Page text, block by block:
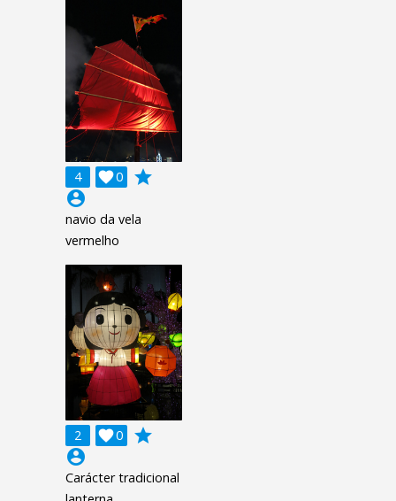
4 0

grade
account_circle
navio da vela
vermelho
2 0

grade
account_circle
Carácter tradicional